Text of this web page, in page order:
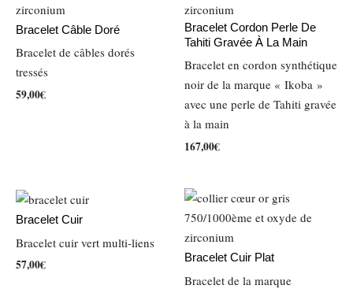
Bracelet Câble Doré
Bracelet de câbles dorés
tressés
59,00€
Bracelet Cordon Perle De
Tahiti Gravée À La Main
Bracelet en cordon synthétique
noir de la marque « Ikoba »
avec une perle de Tahiti gravée
à la main
167,00€
Bracelet Cuir
Bracelet cuir vert multi-liens
57,00€ Bracelet Cuir Plat
Bracelet de la marque
fonctionnement
du site Web.
Statistiques
Afin que nous
en fonction
de la façon
dont le site
utilisé.